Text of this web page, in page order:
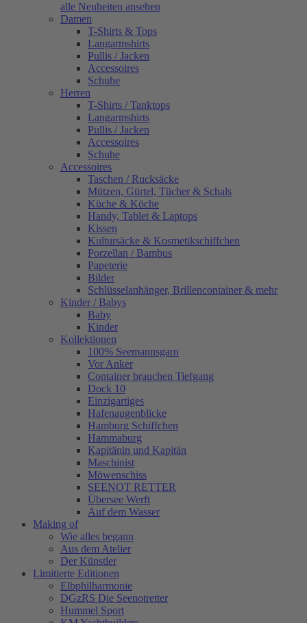
alle Neuheiten ansehen
Damen
T-Shirts & Tops
Langarmshirts
Pullis / Jacken
Accessoires
Schuhe
Herren
T-Shirts / Tanktops
Langarmshirts
Pullis / Jacken
Accessoires
Schuhe
Accessoires
Taschen / Rucksäcke
Mützen, Gürtel, Tücher & Schals
Küche & Köche
Handy, Tablet & Laptops
Kissen
Kultursäcke & Kosmetikschiffchen
Porzellan / Bambus
Papeterie
Bilder
Schlüsselanhänger, Brillencontainer & mehr
Kinder / Babys
Baby
Kinder
Kollektionen
100% Seemannsgarn
Vor Anker
Container brauchen Tiefgang
Dock 10
Einzigartiges
Hafenaugen­blicke
Hamburg Schiffchen
Hammaburg
Kapitänin und Kapitän
Maschinist
Möwenschiss
SEENOT RETTER
Übersee Werft
Auf dem Wasser
Making of
Wie alles begann
Aus dem Atelier
Der Künstler
Limitierte Editionen
Elbphilharmonie
DGzRS Die Seenotretter
Hummel Sport